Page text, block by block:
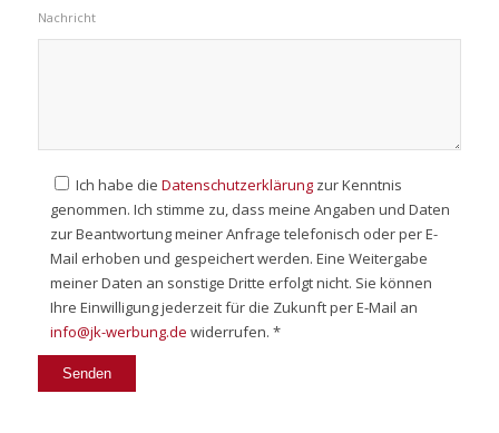
Nachricht
Ich habe die Datenschutzerklärungzur Kenntnis
genommen. Ich stimme zu, dass meine Angaben und Daten
zur Beantwortung meiner Anfrage telefonisch oder per E-
Mail erhoben und gespeichert werden. Eine Weitergabe
meiner Daten an sonstige Dritte erfolgt nicht. Sie können
Ihre Einwilligung jederzeit für die Zukunft per E-Mail an
info@jk-werbung.de widerrufen. *